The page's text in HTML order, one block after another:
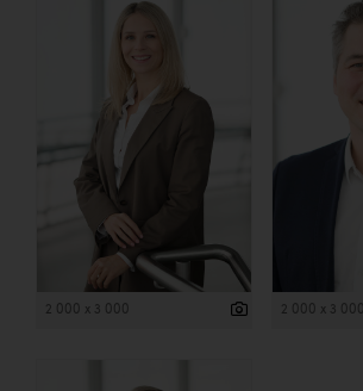
2 000 x 3 000 2 000 x 3 000